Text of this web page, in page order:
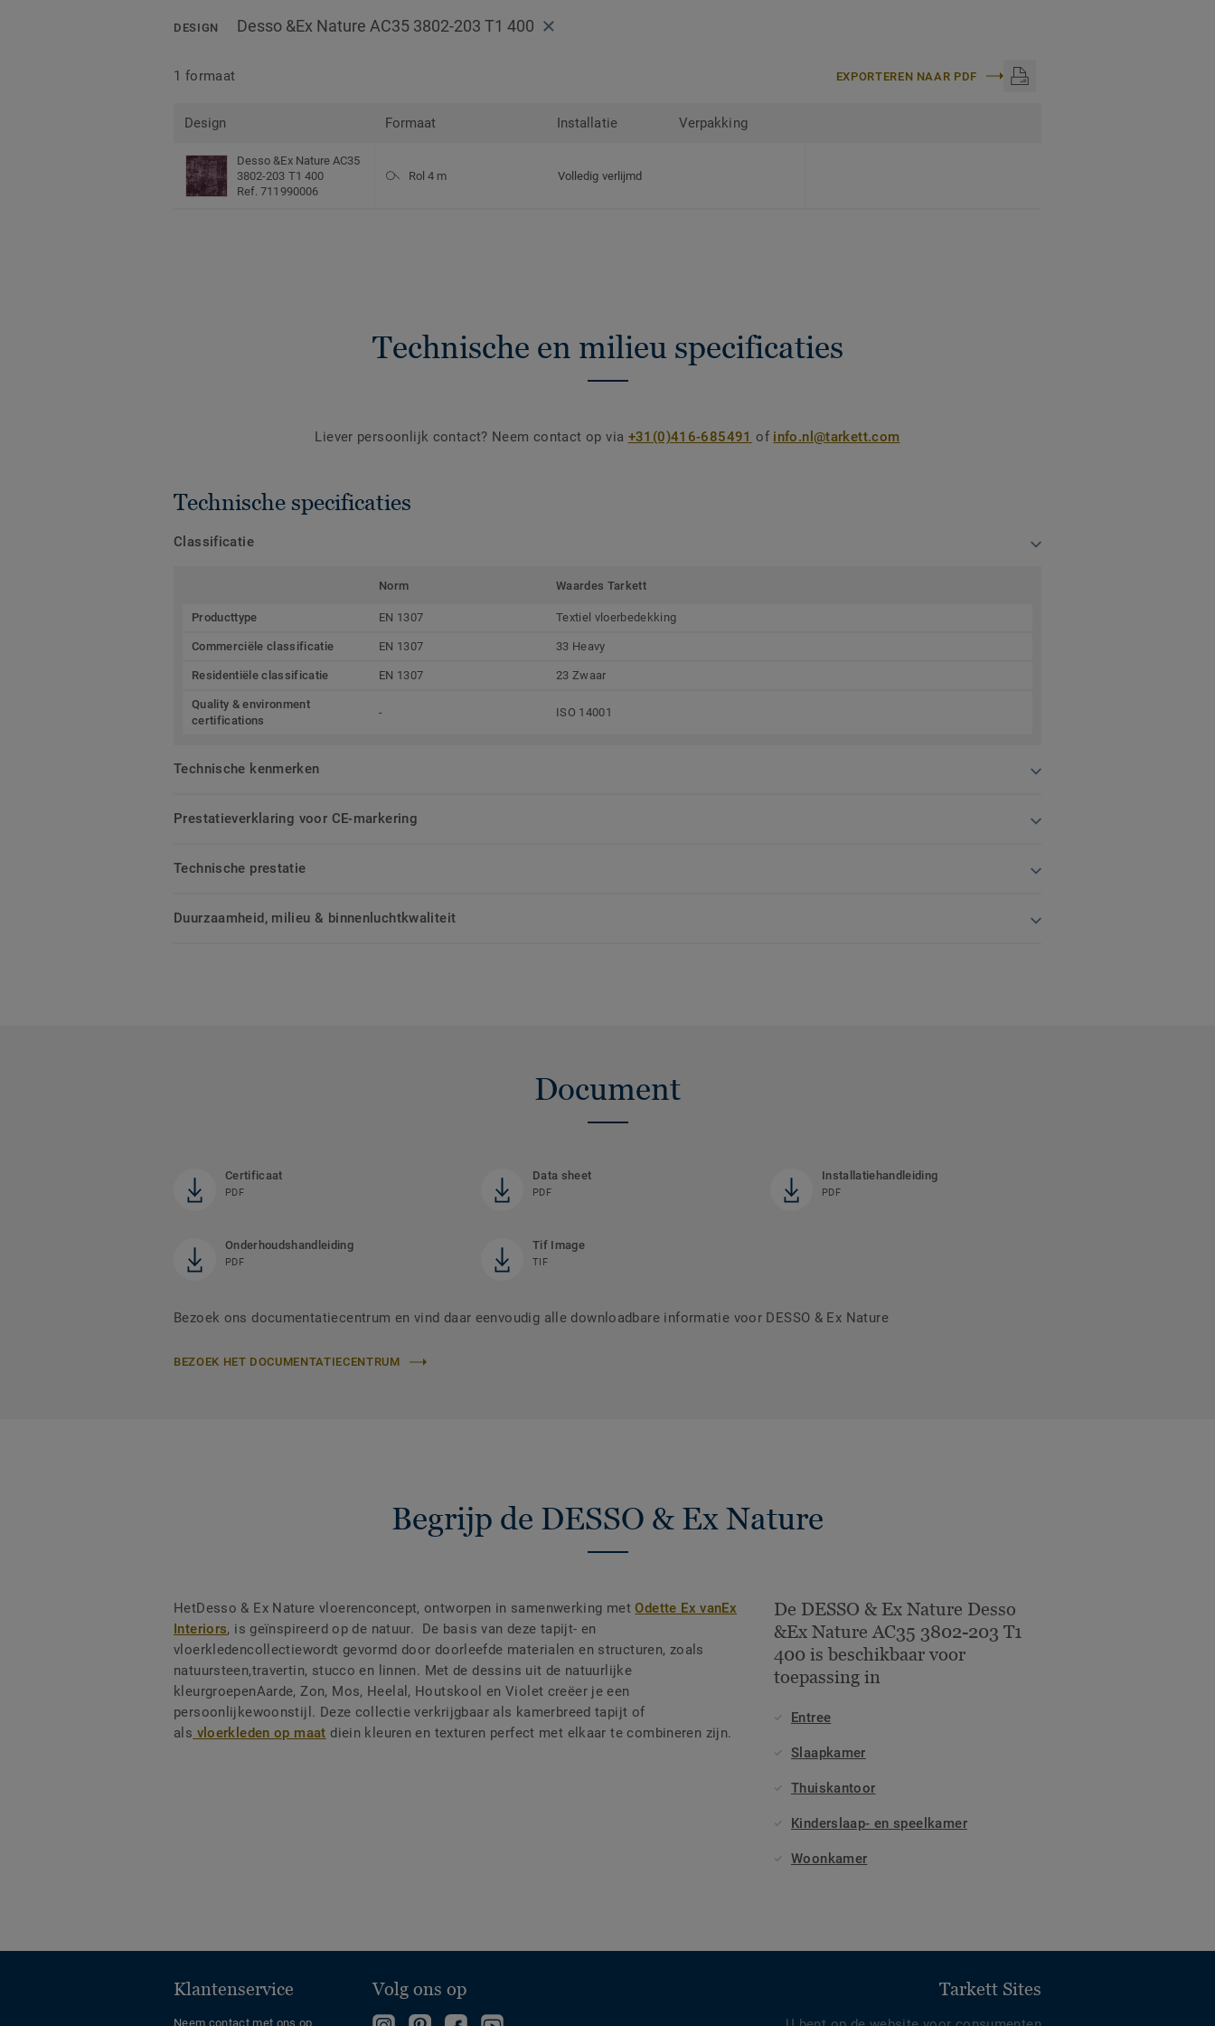
DESIGN Desso &Ex Nature AC35 3802-203 T1 400
1 formaat EXPORTEREN NAAR PDF
Design Formaat Installatie Verpakking
Desso &Ex Nature AC35
3802-203 T1 400
Ref. 711990006
Rol 4 m Volledig verlijmd
Technische en milieu specificaties
Liever persoonlijk contact? Neem contact op via +31(0)416-685491 of info.nl@tarkett.com
Technische specificaties
Classificatie
Norm Waardes Tarkett
Producttype EN 1307 Textiel vloerbedekking
Commerciële classificatie EN 1307 33 Heavy
Residentiële classificatie EN 1307 23 Zwaar
Quality & environment
certifications
- ISO 14001
Technische kenmerken
Prestatieverklaring voor CE-markering
Technische prestatie
Duurzaamheid, milieu & binnenluchtkwaliteit
Document
Certificaat
PDF
Data sheet
PDF
Installatiehandleiding
PDF
Onderhoudshandleiding
PDF
Tif Image
TIF
Bezoek ons documentatiecentrum en vind daar eenvoudig alle downloadbare informatie voor DESSO & Ex Nature
BEZOEK HET DOCUMENTATIECENTRUM
Begrijp de DESSO & Ex Nature
HetDesso & Ex Nature vloerenconcept, ontworpen in samenwerking metOdette Ex vanEx
Interiors, is geïnspireerd op de natuur. De basis van deze tapijt- en
vloerkledencollectiewordt gevormd door doorleefde materialen en structuren, zoals
natuursteen,travertin, stucco en linnen. Met de dessins uit de natuurlijke
kleurgroepenAarde, Zon, Mos, Heelal, Houtskool en Violet creëer je een
persoonlijkewoonstijl. Deze collectie verkrijgbaar als kamerbreed tapijt of
als vloerkleden op maat diein kleuren en texturen perfect met elkaar te combineren zijn.
De DESSO & Ex Nature Desso
&Ex Nature AC35 3802-203 T1
400 is beschikbaar voor
toepassing in
Entree
Slaapkamer
Thuiskantoor
Kinderslaap- en speelkamer
Woonkamer
Klantenservice
Neem contact met ons op
Volg ons op
Tarkett Sites